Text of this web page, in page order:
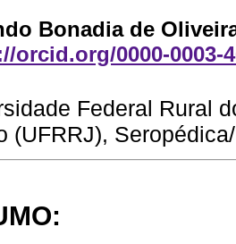
Bonadia de
orcid.org/0000-0003-
Federal Rural
(UFRRJ),